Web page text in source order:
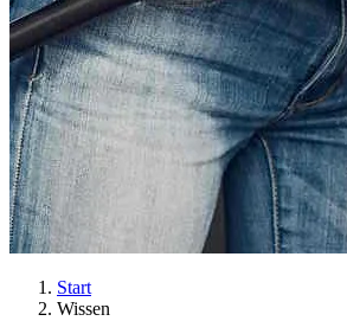
Start
Wissen